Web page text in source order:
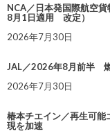
NCA／日本発国際航空
8月1日適用 改定）
2026年7月30日
JAL／2026年8月前半
2026年7月30日
椿本チエイン／再生可能
現を加速